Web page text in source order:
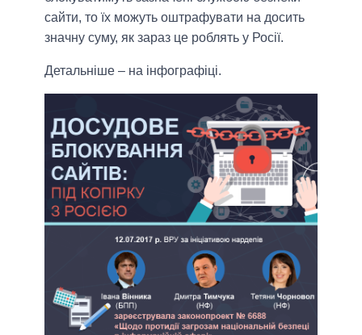
сайти, то їх можуть оштрафувати на досить
значну суму, як зараз це роблять у Росії.
Детальніше – на інфографіці.